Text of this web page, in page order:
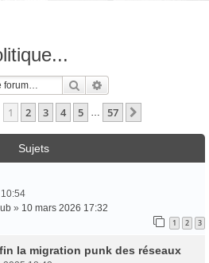
Rechercher
1sur57
1 2 3 4 5 … 57
Sujets
» 10 mars 2026 17:32
1 2 3
la migration punk des réseaux